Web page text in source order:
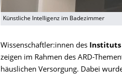
Künstliche Intelligenz im Badezimmer
Wissenschaftler:innen des Instituts
zeigen im Rahmen des ARD-
häuslichen Versorgung. Dabei